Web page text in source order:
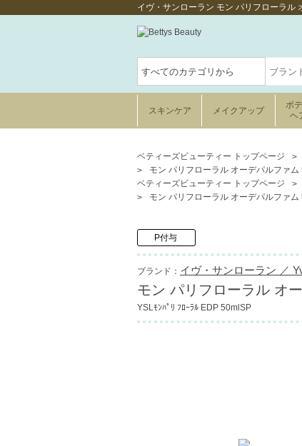
イヴ・サンローラン モン パリフローラル
スキンケア メイクアップ
ボ
ヘ
ベティーズビューティー トップページ
モン パリフローラル オーデパルファム
ベティーズビューティー トップページ
モン パリフローラル オーデパルファム
P付与
ブランド： イヴ・サンローラン ／
モン パリフローラル オ
YSLﾓﾝﾊﾟﾘ ﾌﾛｰﾗﾙ EDP 50mlSP